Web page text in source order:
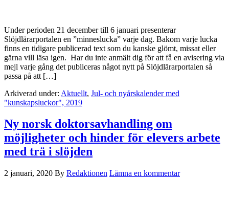
Under perioden 21 december till 6 januari presenterar
Slöjdlärarportalen en ”minneslucka” varje dag. Bakom varje lucka
finns en tidigare publicerad text som du kanske glömt, missat eller
gärna vill läsa igen. Har du inte anmält dig för att få en avisering via
mejl varje gång det publiceras något nytt på Slöjdlärarportalen så
passa på att […]
Arkiverad under: Aktuellt, Jul- och nyårskalender med
"kunskapsluckor", 2019
Ny norsk doktorsavhandling om
möjligheter och hinder för elevers arbete
med trä i slöjden
2 januari, 2020 By Redaktionen Lämna en kommentar